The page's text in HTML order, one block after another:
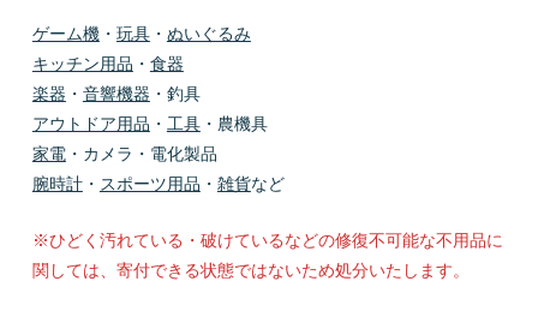
ゲーム機・ 玩具・ ぬいぐるみ
キッチン用品 ・ 食器
楽器 ・ 音響機器 ・ 釣具
アウトドア用品 ・ 工具・農機具
家電・カメラ・電化製品
腕時計・ スポーツ用品 ・ 雑貨など
※ひどく汚れている・破けているなどの修復不可能な不用品に
関しては、寄付できる状態ではないため処分いたします。